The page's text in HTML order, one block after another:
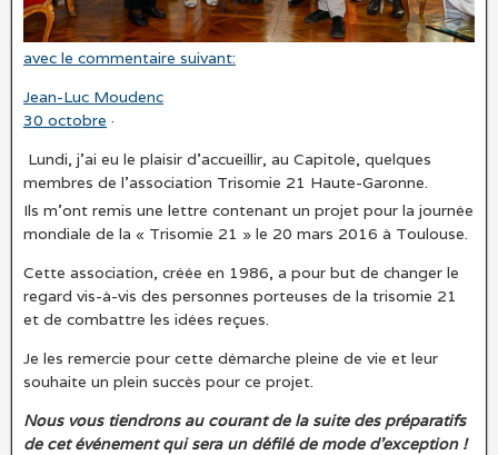
avec le commentaire suivant:
Jean-Luc Moudenc
30 octobre ·
Lundi, j’ai eu le plaisir d’accueillir, au Capitole, quelques
membres de l’association Trisomie 21 Haute-Garonne.
Ils m’ont remis une lettre contenant un projet pour la journée
mondiale de la « Trisomie 21 » le 20 mars 2016 à Toulouse.
Cette association, créée en 1986, a pour but de changer le
regard vis-à-vis des personnes porteuses de la trisomie 21
et de combattre les idées reçues.
Je les remercie pour cette démarche pleine de vie et leur
souhaite un plein succès pour ce projet.
Nous vous tiendrons au courant de la suite des préparatifs
de cet événement qui sera un défilé de mode d’exception !